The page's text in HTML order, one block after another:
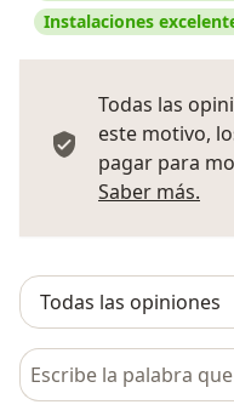
Instalaciones
Todas las
este motivo,
pagar para
Saber más.
Busca en opiniones